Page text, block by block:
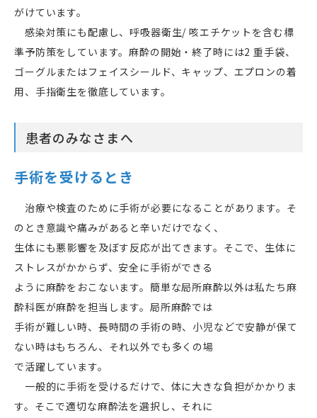
がけています。
感染対策にも配慮し、呼吸器衛生/ 咳エチケットを含む標
準予防策をしています。麻酔の開始・終了時には2 重手袋、
ゴーグルまたはフェイスシールド、キャップ、エプロンの着
用、手指衛生を徹底しています。
患者のみなさまへ
手術を受けるとき
治療や検査のために手術が必要になることがあります。そ
のとき意識や痛みがあると辛いだけでなく、
生体にも悪影響を及ぼす反応が出てきます。そこで、生体に
ストレスがかからず、安全に手術ができる
ように麻酔をおこないます。簡単な局所麻酔以外は私たち麻
酔科医が麻酔を担当します。局所麻酔では
手術が難しい時、長時間の手術の時、小児などで安静が保て
ない時はもちろん、それ以外でも多くの場
で活躍しています。
一般的に手術を受けるだけで、体に大きな負担がかかりま
す。そこで適切な麻酔法を選択し、それに